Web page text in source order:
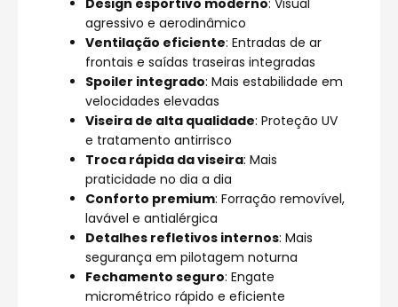
Design esportivo moderno: Visual
agressivo e aerodinâmico
Ventilação eficiente: Entradas de ar
frontais e saídas traseiras integradas
Spoiler integrado: Mais estabilidade em
velocidades elevadas
Viseira de alta qualidade: Proteção UV
e tratamento antirrisco
Troca rápida da viseira: Mais
praticidade no dia a dia
Conforto premium: Forração removível,
lavável e antialérgica
Detalhes refletivos internos: Mais
segurança em pilotagem noturna
Fechamento seguro: Engate
micrométrico rápido e eficiente